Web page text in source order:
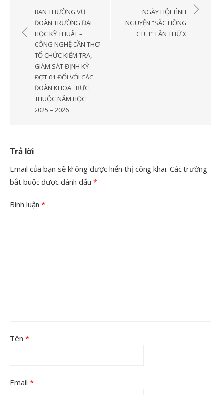
hướng
viết
BAN THƯỜNG VỤ
ĐOÀN TRƯỜNG ĐẠI
HỌC KỸ THUẬT –
CÔNG NGHỆ CẦN THƠ
TỔ CHỨC KIỂM TRA,
GIÁM SÁT ĐỊNH KỲ
ĐỢT 01 ĐỐI VỚI CÁC
ĐOÀN KHOA TRỰC
THUỘC NĂM HỌC
2025 – 2026
NGÀY HỘI TÌNH
NGUYỆN “SẮC HỒNG
CTUT” LẦN THỨ X
Trả lời
Email của bạn sẽ không được hiển thị công khai. Các trường
bắt buộc được đánh dấu *
Bình luận *
Tên *
Email *